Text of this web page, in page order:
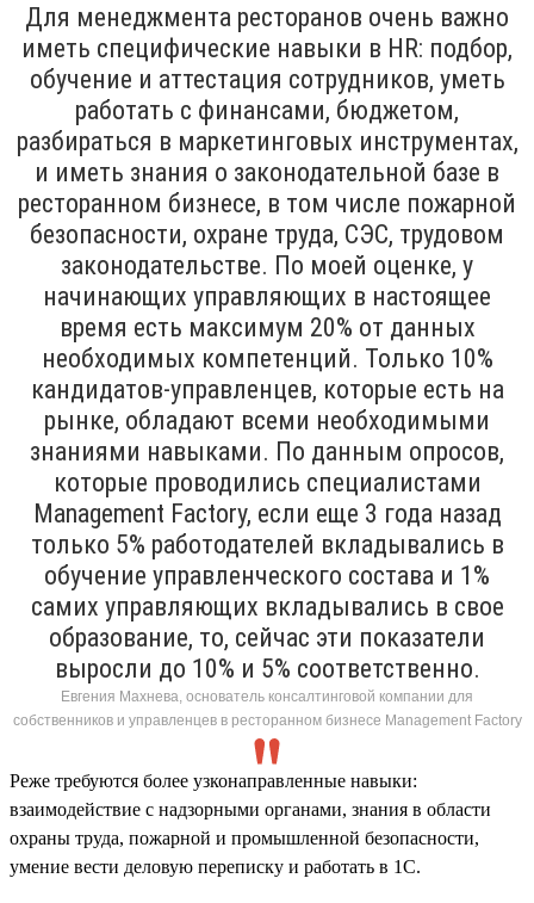
Для менеджмента ресторанов очень важно
иметь специфические навыки в HR: подбор,
обучение и аттестация сотрудников, уметь
работать с финансами, бюджетом,
разбираться в маркетинговых инструментах,
и иметь знания о законодательной базе в
ресторанном бизнесе, в том числе пожарной
безопасности, охране труда, СЭС, трудовом
законодательстве. По моей оценке, у
начинающих управляющих в настоящее
время есть максимум 20% от данных
необходимых компетенций. Только 10%
кандидатов-управленцев, которые есть на
рынке, обладают всеми необходимыми
знаниями навыками. По данным опросов,
которые проводились специалистами
Management Factory, если еще 3 года назад
только 5% работодателей вкладывались в
обучение управленческого состава и 1%
самих управляющих вкладывались в свое
образование, то, сейчас эти показатели
выросли до 10% и 5% соответственно.
Евгения Махнева, основатель консалтинговой компании для
собственников и управленцев в ресторанном бизнесе Management Factory
Реже требуются более узконаправленные навыки:
взаимодействие с надзорными органами, знания в области
охраны труда, пожарной и промышленной безопасности,
умение вести деловую переписку и работать в 1С.